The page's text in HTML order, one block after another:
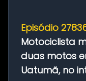
Episódio
Motociclista
duas motos
Uatumã, no